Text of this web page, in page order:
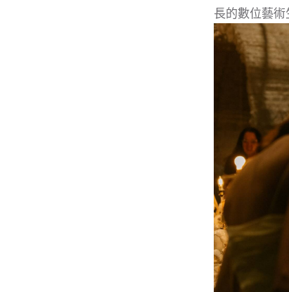
長的數位藝